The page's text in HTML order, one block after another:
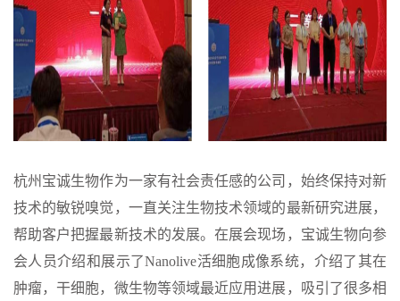
杭州宝诚生物作为一家有社会责任感的公司，始终保持对新
技术的敏锐嗅觉，一直关注生物技术领域的最新研究进展，
帮助客户把握最新技术的发展。在展会现场，宝诚生物向参
会人员介绍和展示了Nanolive活细胞成像系统，介绍了其在
肿瘤，干细胞，微生物等领域最近应用进展，吸引了很多相